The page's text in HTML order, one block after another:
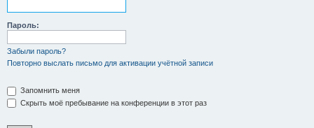
Пароль:
Забыли пароль?
Повторно выслать письмо для активации учётной записи
Запомнить меня
Скрыть моё пребывание на конференции в этот раз